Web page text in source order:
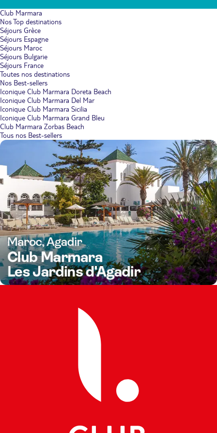
Club Marmara
Nos Top destinations
Séjours Grèce
Séjours Espagne
Séjours Maroc
Séjours Bulgarie
Séjours France
Toutes nos destinations
Nos Best-sellers
Iconique Club Marmara Doreta Beach
Iconique Club Marmara Del Mar
Iconique Club Marmara Sicilia
Iconique Club Marmara Grand Bleu
Club Marmara Zorbas Beach
Tous nos Best-sellers